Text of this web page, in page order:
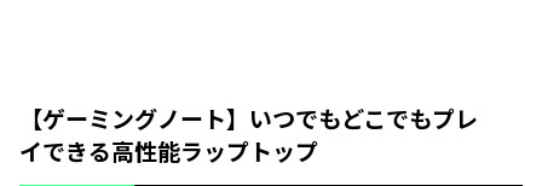
【ゲーミングノート】いつでもどこでもプレ
イできる高性能ラップトップ